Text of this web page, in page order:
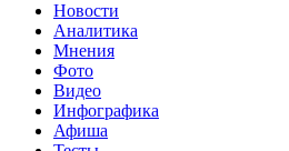
Новости
Аналитика
Мнения
Фото
Видео
Инфографика
Афиша